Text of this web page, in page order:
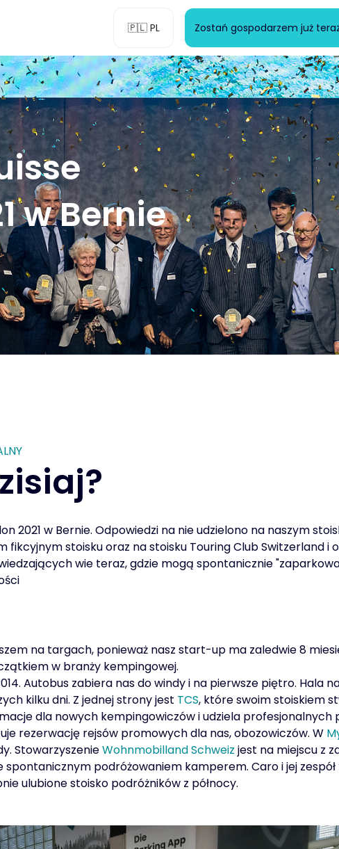
🇵🇱 PL Zostań gospodarzem już
w Bernie
2021 w Bernie. Odpowiedzi na nie udzielono na naszym
fikcyjnym stoisku oraz na stoisku Touring Club Switzerland i
wie teraz, gdzie mogą spontanicznie
na targach, ponieważ nasz start-up ma zaledwie 8
w branży kempingowej.
Autobus zabiera nas do windy i na pierwsze piętro. Hala
kilku dni. Z jednej strony jest TCS, które swoim stoiskiem
dla nowych kempingowiczów i udziela
rezerwację rejsów promowych dla nas, obozowiczów. W
StowarzyszenieWohnmobilland Schweiz jest na miejscu z
podróżowaniem kamperem. Caro i jej zespół
ulubione stoisko podróżników z północy.